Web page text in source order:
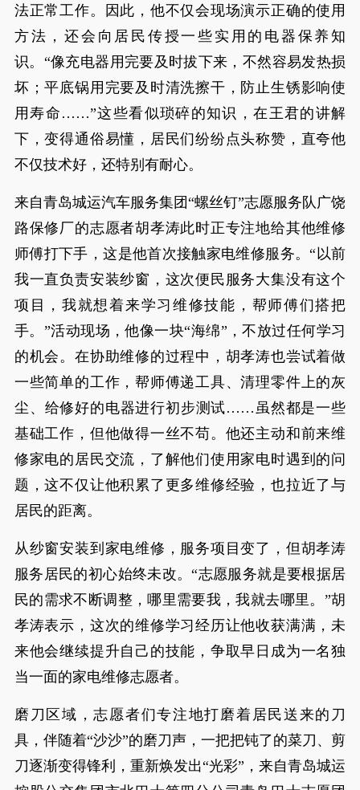
法正常工作。因此，他不仅会现场演示正确的使用
方法，还会向居民传授一些实用的电器保养知
识。“像充电器用完要及时拔下来，不然容易发热损
坏；平底锅用完要及时清洗擦干，防止生锈影响使
用寿命……”这些看似琐碎的知识，在王君的讲解
下，变得通俗易懂，居民们纷纷点头称赞，直夸他
不仅技术好，还特别有耐心。
来自青岛城运汽车服务集团“螺丝钉”志愿服务队广饶
路保修厂的志愿者胡孝涛此时正专注地给其他维修
师傅打下手，这是他首次接触家电维修服务。“以前
我一直负责安装纱窗，这次便民服务大集没有这个
项目，我就想着来学习维修技能，帮师傅们搭把
手。”活动现场，他像一块“海绵”，不放过任何学习
的机会。在协助维修的过程中，胡孝涛也尝试着做
一些简单的工作，帮师傅递工具、清理零件上的灰
尘、给修好的电器进行初步测试……虽然都是一些
基础工作，但他做得一丝不苟。他还主动和前来维
修家电的居民交流，了解他们使用家电时遇到的问
题，这不仅让他积累了更多维修经验，也拉近了与
居民的距离。
从纱窗安装到家电维修，服务项目变了，但胡孝涛
服务居民的初心始终未改。“志愿服务就是要根据居
民的需求不断调整，哪里需要我，我就去哪里。”胡
孝涛表示，这次的维修学习经历让他收获满满，未
来他会继续提升自己的技能，争取早日成为一名独
当一面的家电维修志愿者。
磨刀区域，志愿者们专注地打磨着居民送来的刀
具，伴随着“沙沙”的磨刀声，一把把钝了的菜刀、剪
刀逐渐变得锋利，重新焕发出“光彩”，来自青岛城运